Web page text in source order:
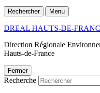
Rechercher Menu
DREAL HAUTS-DE-
Direction Régionale
Hauts-de-France
Fermer
Recherche